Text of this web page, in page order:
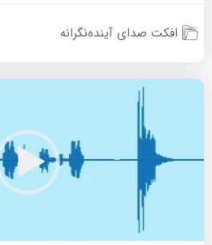
افکت صدای آینده‌نگرانه